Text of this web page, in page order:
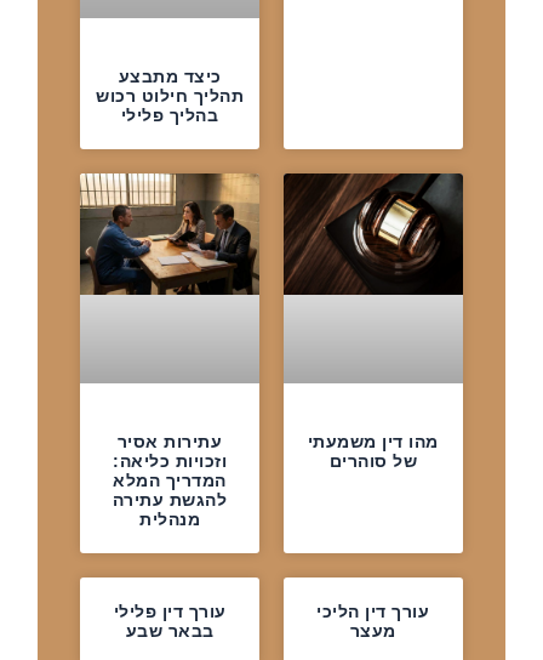
כיצד מתבצע
תהליך חילוט רכוש
בהליך פלילי
מהו דין משמעתי
של סוהרים
עתירות אסיר
וזכויות כליאה:
המדריך המלא
להגשת עתירה
מנהלית
עורך דין הליכי
מעצר
עורך דין פלילי
בבאר שבע